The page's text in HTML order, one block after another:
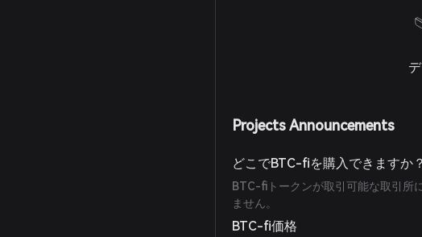
Projects Announcements
どこでBTC-fiを購入できますか？
BTC-fiトークンが取引可能な取引所
ません。
BTC-fi価格